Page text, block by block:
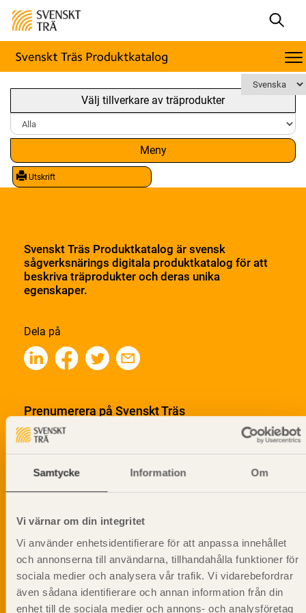
Samtycke Information Om
Vi värnar om din integritet
Vi använder enhetsidentifierare för att anpassa innehållet
och annonserna till användarna, tillhandahålla funktioner för
sociala medier och analysera vår trafik. Vi vidarebefordrar
även sådana identifierare och annan information från din
enhet till de sociala medier och annons- och analysföretag
Välj tillverkare av träprodukter
Meny
Utskrift
Svenskt Träs Produktkatalog är svensk
sågverksnärings digitala produktkatalog för att
beskriva träprodukter och deras unika
egenskaper.
Dela på
Prenumerera på Svenskt Träs
informationsutskick!